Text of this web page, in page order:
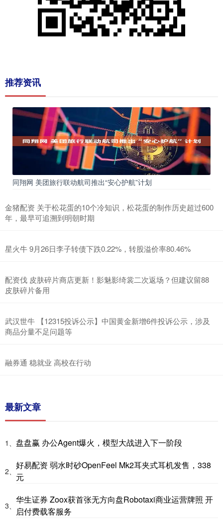
推荐资讯
同翔网 美团旅行联动航司推出“安心护航”计划
金猪配资 关于松花蛋的10个冷知识，松花蛋的制作历史超过600
年，最早可追溯到明朝时期
星火牛 9月26日李子转债下跌0.22%，转股溢价率80.46%
配资伐 皮肤碎片商店更新！影魅影绮裳二次返场？但建议留88
皮肤碎片备用
武汉世牛 【12315投诉公示】中国黄金新增6件投诉公示，涉及
商品分量不足问题等
融券通 稳就业 高校在行动
最新文章
1、 盘盘赢 办公Agent爆火，模型大战进入下一阶段
2、
好易配资 弱水时砂OpenFeel Mk2耳夹式耳机发售，338
元
3、
华生证券 Zoox获首张无方向盘Robotaxi商业运营牌照 开
启付费载客服务